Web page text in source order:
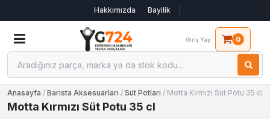
Hakkımızda Bayilik
Giriş Yap 0
Anasayfa / Barista Aksesuarları / Süt Potları / Motta Kırmızı Süt Potu 35 cl
Motta Kırmızı Süt Potu 35 cl